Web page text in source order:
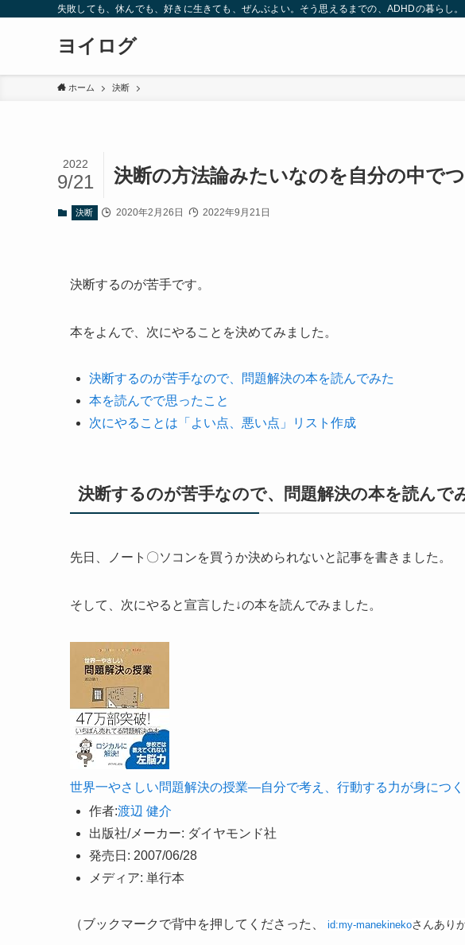
失敗しても、休んでも、好きに生きても、ぜんぶよい。そう思えるまでの、ADHDの暮らし。
ヨイログ
ホーム 決断
決断の方法論みたいなのを自分の中で
2022
9/21
決断 2020年2月26日 2022年9月21日
決断するのが苦手です。
本をよんで、次にやることを決めてみました。
決断するのが苦手なので、問題解決の本を読んでみた
本を読んでで思ったこと
次にやることは「よい点、悪い点」リスト作成
決断するのが苦手なので、問題解決の本を読んで
先日、ノート〇ソコンを買うか決められないと記事を書きました。
そして、次にやると宣言した↓の本を読んでみました。
世界一やさしい問題解決の授業―自分で考え、行動する力が身につく
作者:渡辺 健介
出版社/メーカー: ダイヤモンド社
発売日: 2007/06/28
メディア: 単行本
（ブックマークで背中を押してくださった、 id:my-manekinekoさんあり